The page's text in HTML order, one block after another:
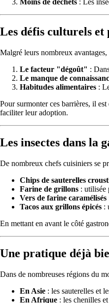
Moins de déchets : Les
Les défis culturels et
Malgré leurs nombreux
Le facteur "dégoût" :
Le manque de
Habitudes alimentaires :
Pour surmonter ces barrières, il
faciliter leur adoption.
Les insectes dans la
De nombreux chefs cuisiniers se
Chips de sauterelles
Farine de grillons : utilisée
Vers de farine caramélisés
Tacos aux grillons épicés :
En mettant en avant le côté
Une pratique déjà
Dans de nombreuses régions du
En Asie : les sauterelles et
En Afrique : les chenilles